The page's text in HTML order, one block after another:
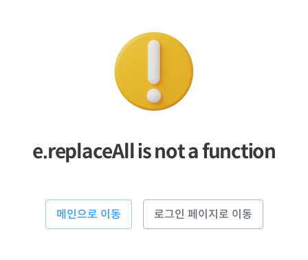
e.replaceAll is not a function
메인으로 이동 로그인 페이지로 이동